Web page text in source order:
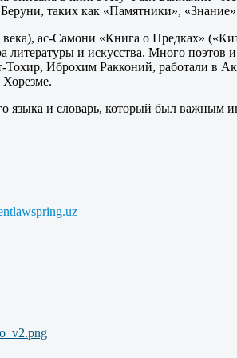
таких как «Памятники»,
ас-Самони «Книга о Предках»
и искусства. Много
Иброхим Ракконий, работали в
языка и словарь, который был важным